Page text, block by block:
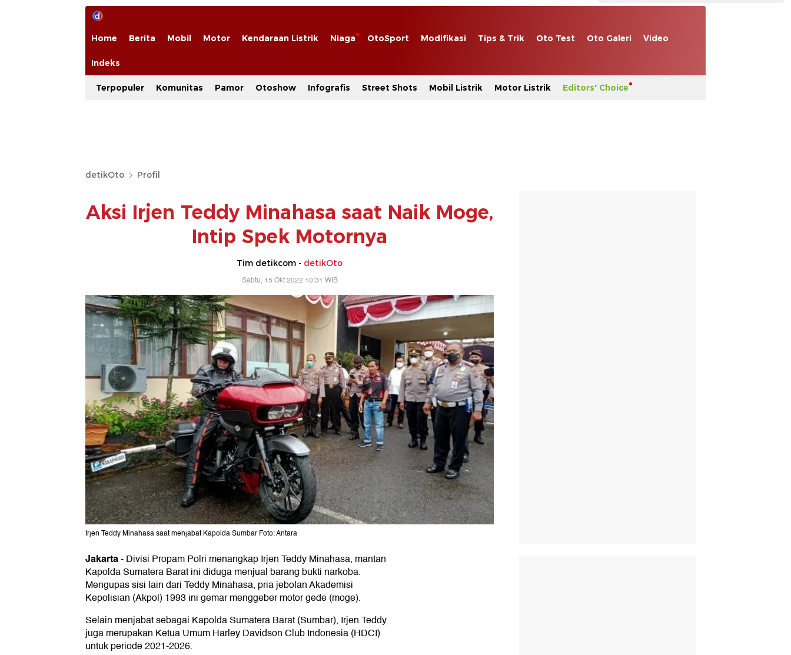
Home Berita Mobil Motor Kendaraan Listrik Niaga OtoSport Modifikasi Tips & Trik Oto Test Oto Galeri Video
Indeks
Terpopuler Komunitas Pamor Otoshow Infografis Street Shots Mobil Listrik Motor Listrik Editors' Choice
detikOto Profil
Aksi Irjen Teddy Minahasa saat Naik Moge,
Intip Spek Motornya
Tim detikcom - detikOto
Sabtu, 15 Okt 2022 10:31 WIB
Irjen Teddy Minahasa saat menjabat Kapolda Sumbar Foto: Antara
Jakarta-Divisi Propam Polri menangkap Irjen Teddy Minahasa, mantan
Kapolda Sumatera Barat ini diduga menjual barang bukti narkoba.
Mengupas sisi lain dari Teddy Minahasa, pria jebolan Akademisi
Kepolisian (Akpol) 1993 ini gemar menggeber motor gede (moge).
Selain menjabat sebagai Kapolda Sumatera Barat (Sumbar), Irjen Teddy
juga merupakan Ketua Umum Harley Davidson Club Indonesia (HDCI)
untuk periode 2021-2026.